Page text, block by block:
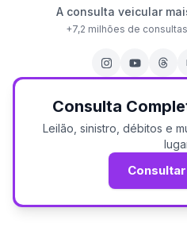
A consulta veicular
+7,2 milhões de
Consulta
Leilão, sinistro, débitos e